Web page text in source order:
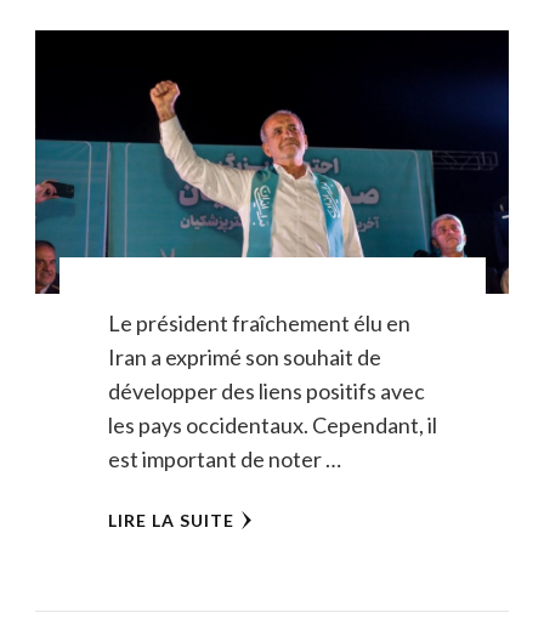
Le président fraîchement élu en
Iran a exprimé son souhait de
développer des liens positifs avec
les pays occidentaux. Cependant, il
est important de noter …
LIRE LA SUITE